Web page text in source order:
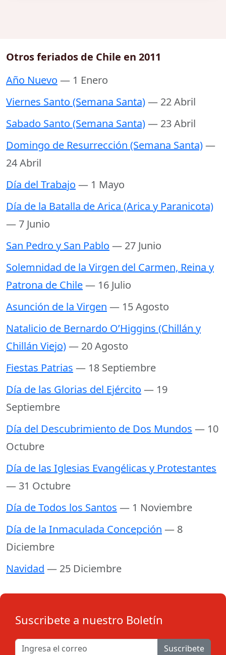
Otros feriados de Chile en 2011
Año Nuevo — 1 Enero
Viernes Santo (Semana Santa)— 22 Abril
Sabado Santo (Semana Santa)— 23 Abril
Domingo de Resurrección (Semana Santa)—
24 Abril
Día del Trabajo — 1 Mayo
Día de la Batalla de Arica (Arica y Paranicota)
— 7 Junio
San Pedro y San Pablo — 27 Junio
Solemnidad de la Virgen del Carmen, Reina y
Patrona de Chile— 16 Julio
Asunción de la Virgen — 15 Agosto
Natalicio de Bernardo O’Higgins (Chillán y
Chillán Viejo)— 20 Agosto
Fiestas Patrias — 18 Septiembre
Día de las Glorias del Ejército — 19
Septiembre
Día del Descubrimiento de Dos Mundos — 10
Octubre
Día de las Iglesias Evangélicas y Protestantes
— 31 Octubre
Día de Todos los Santos — 1 Noviembre
Día de la Inmaculada Concepción — 8
Diciembre
Navidad — 25 Diciembre
Suscribete a nuestro Boletín
Suscribete